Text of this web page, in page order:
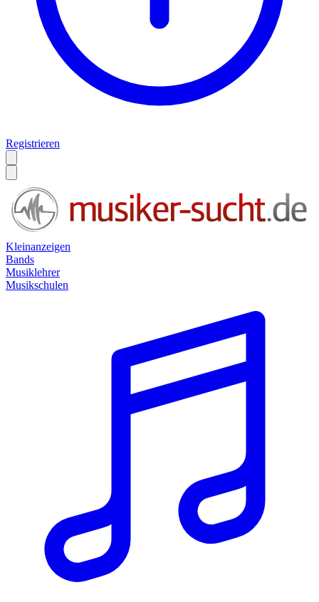
Registrieren
Kleinanzeigen
Bands
Musiklehrer
Musikschulen